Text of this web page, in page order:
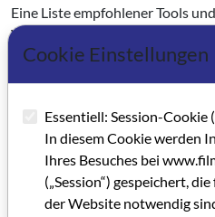
Eine Liste empfohlener Tools
Voraussetzungen wird vorab
Übungen kann ein
vor Workshopbeginn.
Für technische Ausfälle werden
Demonstrationsmaterialien,
lokale Beispielprojekte
Cookie Einstellungen
Essentiell: Session-Cookie
In diesem Cookie werden
Ihres Besuches bei
(„Session“) gespeichert,
der Website notwendig